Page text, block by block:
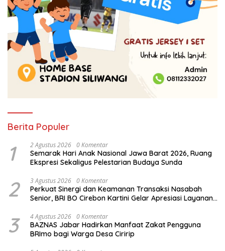
Berita Populer
1 2 Agustus 2026 0 Komentar
Semarak Hari Anak Nasional Jawa Barat 2026, Ruang
Ekspresi Sekaligus Pelestarian Budaya Sunda
2 3 Agustus 2026 0 Komentar
Perkuat Sinergi dan Keamanan Transaksi Nasabah
Senior, BRI BO Cirebon Kartini Gelar Apresiasi Layanan
3 4 Agustus 2026 0 Komentar
BAZNAS Jabar Hadirkan Manfaat Zakat Pengguna
BRImo bagi Warga Desa Ciririp